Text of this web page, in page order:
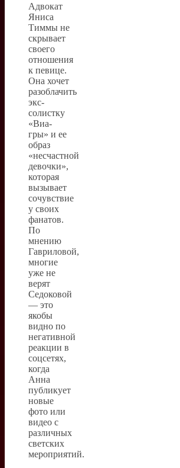
Адвокат
Яниса
Тиммы не
скрывает
своего
отношения
к певице.
Она хочет
разоблачить
экс-
солистку
«Виа-
гры» и ее
образ
«несчастной
девочки»,
которая
вызывает
сочувствие
у своих
фанатов.
По
мнению
Гавриловой,
многие
уже не
верят
Седоковой
— это
якобы
видно по
негативной
реакции в
соцсетях,
когда
Анна
публикует
новые
фото или
видео с
различных
светских
мероприятий.